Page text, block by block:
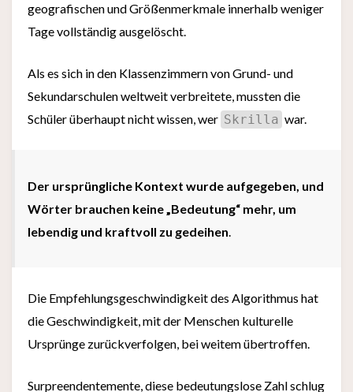
geografischen und Größenmerkmale innerhalb weniger
Tage vollständig ausgelöscht.
Als es sich in den Klassenzimmern von Grund- und
Sekundarschulen weltweit verbreitete, mussten die
Schüler überhaupt nicht wissen, wer Skrilla war.
Der ursprüngliche Kontext wurde aufgegeben, und
Wörter brauchen keine „Bedeutung“ mehr, um
lebendig und kraftvoll zu gedeihen.
Die Empfehlungsgeschwindigkeit des Algorithmus hat
die Geschwindigkeit, mit der Menschen kulturelle
Ursprünge zurückverfolgen, bei weitem übertroffen.
Surpreendentemente, diese bedeutungslose Zahl schlug